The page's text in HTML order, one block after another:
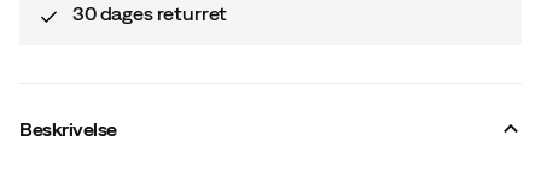
30 dages returret
Beskrivelse